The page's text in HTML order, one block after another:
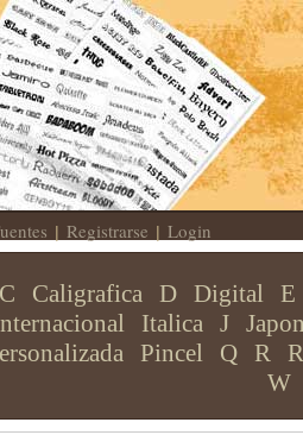
| Registrarse | Login
C Caligrafica D Digital E
Italica J
Pincel Q R
W